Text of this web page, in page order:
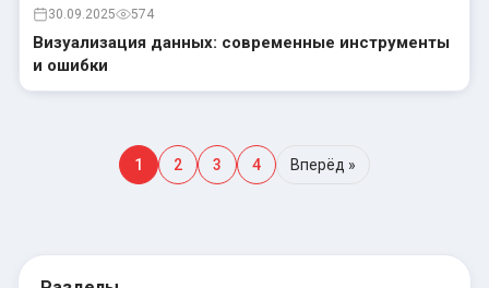
30.09.2025 574
Визуализация данных: современные инструменты
и ошибки
1 2 3 4 Вперёд »